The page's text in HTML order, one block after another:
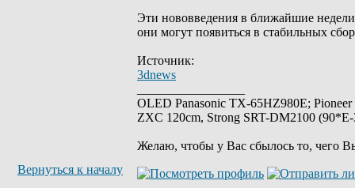
Эти нововведения в ближайшие недели
они могут появиться в стабильных
Источник:
3dnews
OLED Panasonic TX-65HZ980E;
ZXC 120cm, Strong SRT-DM2100
Желаю, чтобы у Вас сбылось то, чего
Вернуться к началу